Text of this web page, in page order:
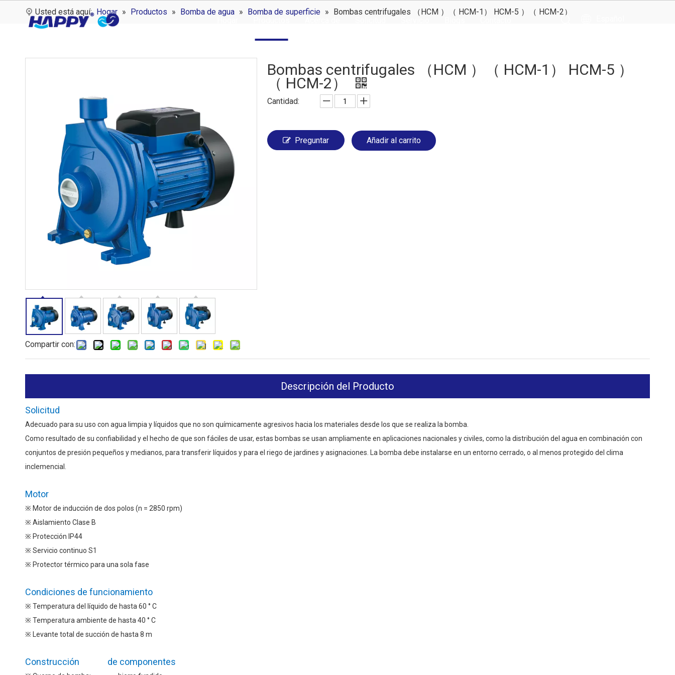
Usted está aquí: Hogar » Productos » Bomba de agua » Bomba de superficie » Bombas centrifugales （HCM ）（ HCM-1） HCM-5 ）（ HCM-2）
Compartir con:
Bombas centrifugales （HCM ）（ HCM-1） HCM-5 ）
（ HCM-2）
Cantidad:
Preguntar Añadir al carrito
Descripción del Producto
Solicitud
Adecuado para su uso con agua limpia y líquidos que no son químicamente agresivos hacia los materiales desde los que se realiza la bomba.
Como resultado de su confiabilidad y el hecho de que son fáciles de usar, estas bombas se usan ampliamente en aplicaciones nacionales y civiles, como la distribución del agua en combinación con
conjuntos de presión pequeños y medianos, para transferir líquidos y para el riego de jardines y asignaciones. La bomba debe instalarse en un entorno cerrado, o al menos protegido del clima
inclemencial.
Motor
※ Motor de inducción de dos polos (n = 2850 rpm)
※ Aislamiento Clase B
※ Protección IP44
※ Servicio continuo S1
※ Protector térmico para una sola fase
Condiciones de funcionamiento
※ Temperatura del líquido de hasta 60 ° C
※ Temperatura ambiente de hasta 40 ° C
※ Levante total de succión de hasta 8 m
Construcción de componentes